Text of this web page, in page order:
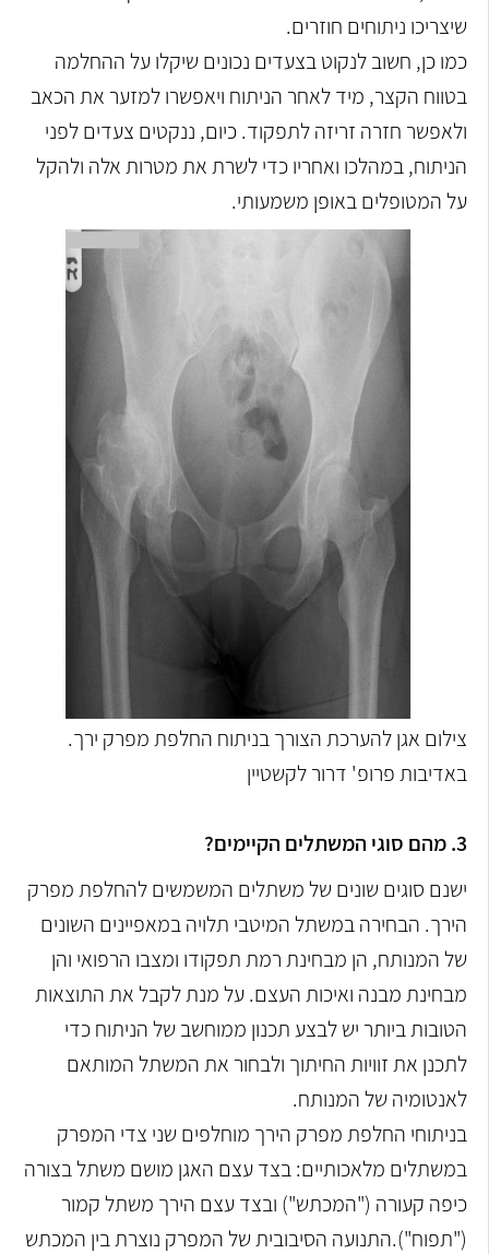
שיצריכו ניתוחים חוזרים.
כמו כן, חשוב לנקוט בצעדים נכונים שיקלו על ההחלמה
בטווח הקצר, מיד לאחר הניתוח ויאפשרו למזער את הכאב
ולאפשר חזרה זריזה לתפקוד. כיום, ננקטים צעדים לפני
הניתוח, במהלכו ואחריו כדי לשרת את מטרות אלה ולהקל
על המטופלים באופן משמעותי.
צילום אגן להערכת הצורך בניתוח החלפת מפרק ירך.
באדיבות פרופ' דרור לקשטיין
3. מהם סוגי המשתלים הקיימים?
ישנם סוגים שונים של משתלים המשמשים להחלפת מפרק
הירך. הבחירה במשתל המיטבי תלויה במאפיינים השונים
של המנותח, הן מבחינת רמת תפקודו ומצבו הרפואי והן
מבחינת מבנה ואיכות העצם. על מנת לקבל את התוצאות
הטובות ביותר יש לבצע תכנון ממוחשב של הניתוח כדי
לתכנן את זוויות החיתוך ולבחור את המשתל המותאם
לאנטומיה של המנותח.
בניתוחי החלפת מפרק הירך מוחלפים שני צדי המפרק
במשתלים מלאכותיים: בצד עצם האגן מושם משתל בצורה
כיפה קעורה ("המכתש") ובצד עצם הירך משתל קמור
("תפוח").התנועה הסיבובית של המפרק נוצרת בין המכתש